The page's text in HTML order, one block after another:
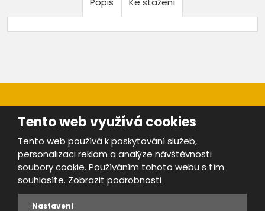
Provozovatel portálu ŠROTY.cz je
Mapa stránek |Bezpečnost a ochrana osobních údajů
Podmínky použití
Tento web využívá cookies
Tento web používá k poskytování služeb,
personalizaci reklam a analýze návštěvnosti
soubory cookie. Používáním tohoto webu s tím
souhlasíte. Zobrazit podrobnosti
Nastavení